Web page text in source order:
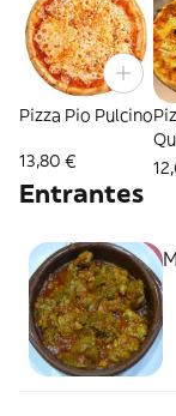
Pizza Pio Pulcino
13,80 €
Entrantes